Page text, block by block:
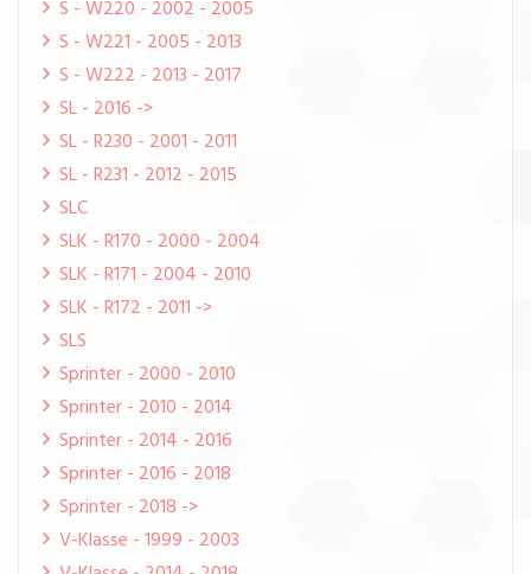
S - W220 - 2002 - 2005
S - W221 - 2005 - 2013
S - W222 - 2013 - 2017
SL - 2016 ->
SL - R230 - 2001 - 2011
SL - R231 - 2012 - 2015
SLC
SLK - R170 - 2000 - 2004
SLK - R171 - 2004 - 2010
SLK - R172 - 2011 ->
SLS
Sprinter - 2000 - 2010
Sprinter - 2010 - 2014
Sprinter - 2014 - 2016
Sprinter - 2016 - 2018
Sprinter - 2018 ->
V-Klasse - 1999 - 2003